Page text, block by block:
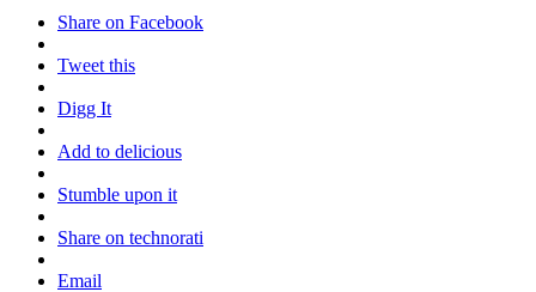
Share on Facebook
Tweet this
Digg It
Add to delicious
Stumble upon it
Share on technorati
Email